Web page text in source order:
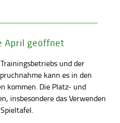
April geöffnet
und der
kann es in den
kommen. Die Platz- und
insbesondere das Verwenden